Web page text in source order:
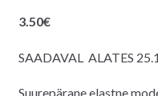
3.50€
SAADAVAL ALATES
Suurepärane elastne